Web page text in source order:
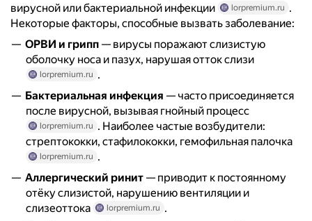
вирусной или бактериальной инфекции
lorpremium.ru .
Некоторые факторы, способные вызвать заболевание:
ОРВИ и грипп — вирусы поражают слизистую
оболочку носа и пазух, нарушая отток слизи
lorpremium.ru .
Бактериальная инфекция — часто присоединяется
после вирусной, вызывая гнойный процесс
lorpremium.ru . Наиболее частые возбудители:
стрептококки, стафилококки, гемофильная палочка
lorpremium.ru .
Аллергический ринит — приводит к постоянному
отёку слизистой, нарушению вентиляции и
слизеоттока
lorpremium.ru .